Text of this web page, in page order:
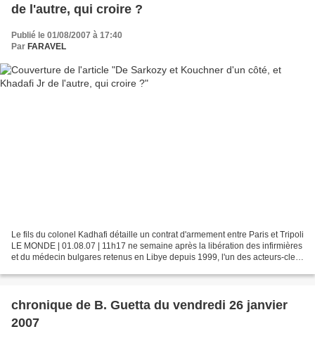
de l'autre, qui croire ?
Publié le 01/08/2007 à 17:40
Par FARAVEL
Le fils du colonel Kadhafi détaille un contrat d'armement entre Paris et Tripoli
LE MONDE | 01.08.07 | 11h17 ne semaine après la libération des infirmières
et du médecin bulgares retenus en Libye depuis 1999, l'un des acteurs-clefs
chronique de B. Guetta du vendredi 26 janvier
2007